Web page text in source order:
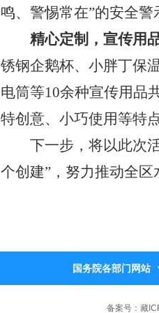
鸣、警惕常在”的安全警
精心定制，宣传用
锈钢企鹅杯、小胖丁保
电筒等10余种宣传用品
特创意、小巧使用等特
下一步，将以此次
个创建”，努力推动全区
国务院各部门网站
备案号：藏